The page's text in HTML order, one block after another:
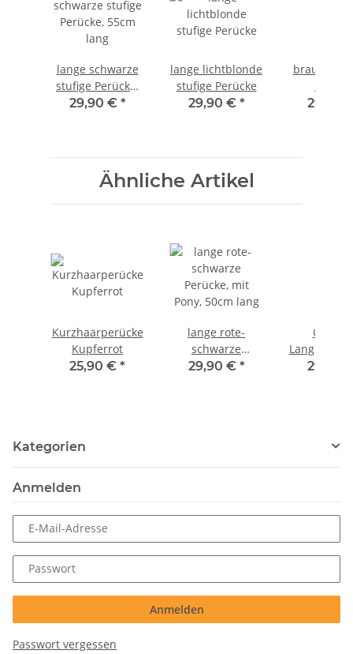
lange schwarze
stufige Perücke,
55cm lang
29,90 € *
lange lichtblonde
stufige Perücke
29,90 € *
braune
29,90
Ähnliche Artikel
Kurzhaarperücke
Kupferrot
25,90 € *
lange rote-
schwarze
Perücke, mit
29,90 € * 29,90
Kategorien
Anmelden
E-Mail-Adresse
Passwort
Anmelden
Passwort vergessen